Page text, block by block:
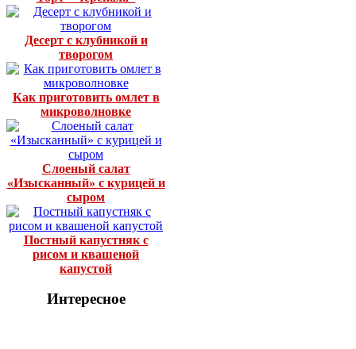
Десерт с клубникой и
творогом
Как приготовить омлет в
микроволновке
Слоеный салат
«Изысканный» с курицей и
сыром
Постный капустняк с
рисом и квашеной
капустой
Интересное